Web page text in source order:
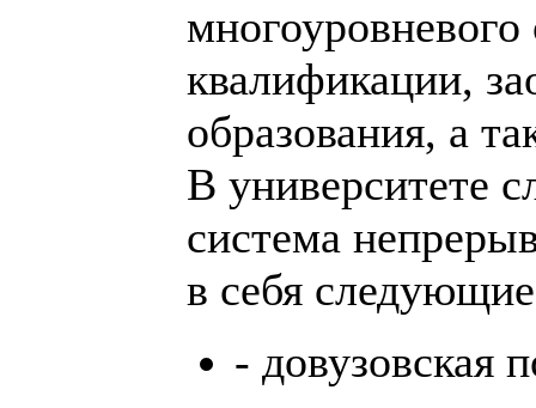
квалификации,
образования, а
В университете
система
в себя
- довузовская